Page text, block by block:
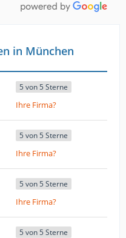
in München
5 von 5 Sterne
Ihre Firma?
5 von 5 Sterne
Ihre Firma?
5 von 5 Sterne
Ihre Firma?
5 von 5 Sterne